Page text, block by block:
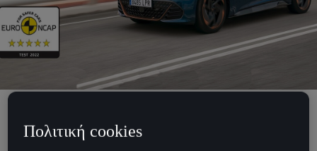
Το CUPRA Born επιτυγχάνει
Πολιτική cookies